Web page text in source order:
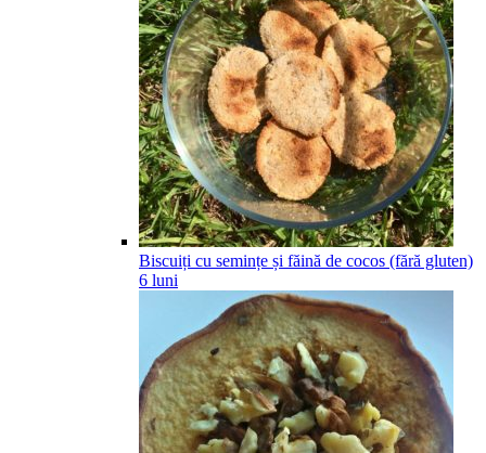
Biscuiți cu semințe și făină de cocos (fără gluten)
6 luni